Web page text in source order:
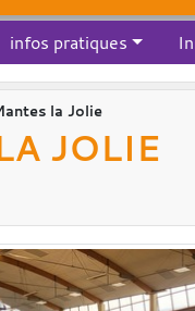
infos pratiques
la Jolie
JOLIE